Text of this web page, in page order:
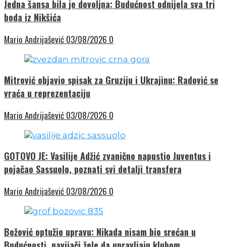
Jedna šansa bila je dovoljna: Budućnost odnijela sva tri
boda iz Nikšića
Mario Andrijašević 03/08/2026 0
Mitrović objavio spisak za Gruziju i Ukrajinu: Radović se
vraća u reprezentaciju
Mario Andrijašević 03/08/2026 0
GOTOVO JE: Vasilije Adžić zvanično napustio Juventus i
pojačao Sassuolo, poznati svi detalji transfera
Mario Andrijašević 03/08/2026 0
Božović optužio upravu: Nikada nisam bio srećan u